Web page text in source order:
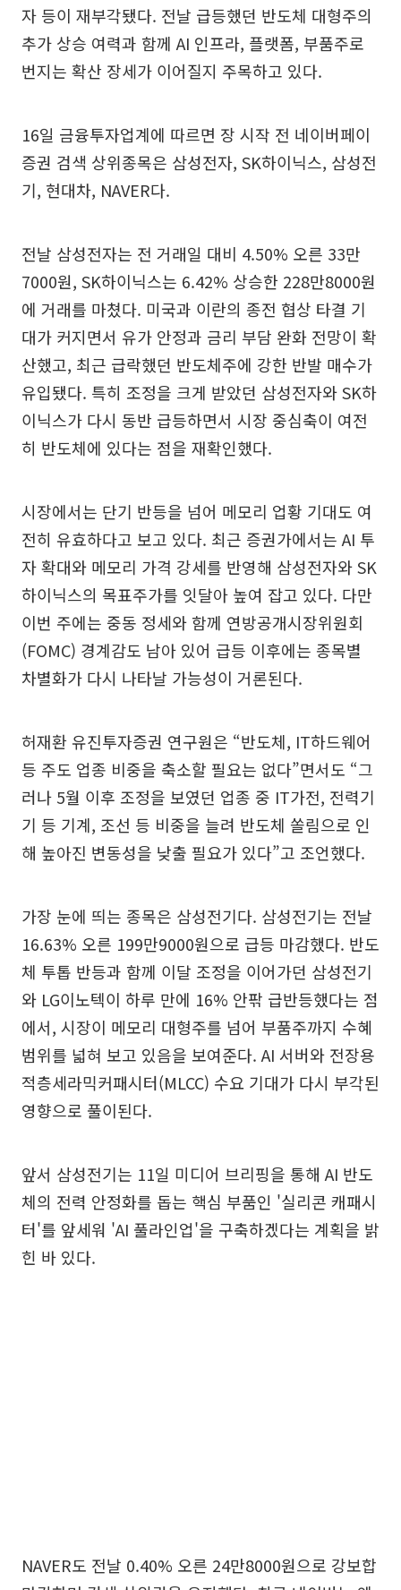
자 등이 재부각됐다. 전날 급등했던 반도체 대형주의
추가 상승 여력과 함께 AI 인프라, 플랫폼, 부품주로
번지는 확산 장세가 이어질지 주목하고 있다.
16일 금융투자업계에 따르면 장 시작 전 네이버페이
증권 검색 상위종목은 삼성전자, SK하이닉스, 삼성전
기, 현대차, NAVER다.
전날 삼성전자는 전 거래일 대비 4.50% 오른 33만
7000원, SK하이닉스는 6.42% 상승한 228만8000원
에 거래를 마쳤다. 미국과 이란의 종전 협상 타결 기
대가 커지면서 유가 안정과 금리 부담 완화 전망이 확
산했고, 최근 급락했던 반도체주에 강한 반발 매수가
유입됐다. 특히 조정을 크게 받았던 삼성전자와 SK하
이닉스가 다시 동반 급등하면서 시장 중심축이 여전
히 반도체에 있다는 점을 재확인했다.
시장에서는 단기 반등을 넘어 메모리 업황 기대도 여
전히 유효하다고 보고 있다. 최근 증권가에서는 AI 투
자 확대와 메모리 가격 강세를 반영해 삼성전자와 SK
하이닉스의 목표주가를 잇달아 높여 잡고 있다. 다만
이번 주에는 중동 정세와 함께 연방공개시장위원회
(FOMC) 경계감도 남아 있어 급등 이후에는 종목별
차별화가 다시 나타날 가능성이 거론된다.
허재환 유진투자증권 연구원은 “반도체, IT하드웨어
등 주도 업종 비중을 축소할 필요는 없다”면서도 “그
러나 5월 이후 조정을 보였던 업종 중 IT가전, 전력기
기 등 기계, 조선 등 비중을 늘려 반도체 쏠림으로 인
해 높아진 변동성을 낮출 필요가 있다”고 조언했다.
가장 눈에 띄는 종목은 삼성전기다. 삼성전기는 전날
16.63% 오른 199만9000원으로 급등 마감했다. 반도
체 투톱 반등과 함께 이달 조정을 이어가던 삼성전기
와 LG이노텍이 하루 만에 16% 안팎 급반등했다는 점
에서, 시장이 메모리 대형주를 넘어 부품주까지 수혜
범위를 넓혀 보고 있음을 보여준다. AI 서버와 전장용
적층세라믹커패시터(MLCC) 수요 기대가 다시 부각된
영향으로 풀이된다.
앞서 삼성전기는 11일 미디어 브리핑을 통해 AI 반도
체의 전력 안정화를 돕는 핵심 부품인 '실리콘 캐패시
터'를 앞세워 'AI 풀라인업'을 구축하겠다는 계획을 밝
힌 바 있다.
NAVER도 전날 0.40% 오른 24만8000원으로 강보합